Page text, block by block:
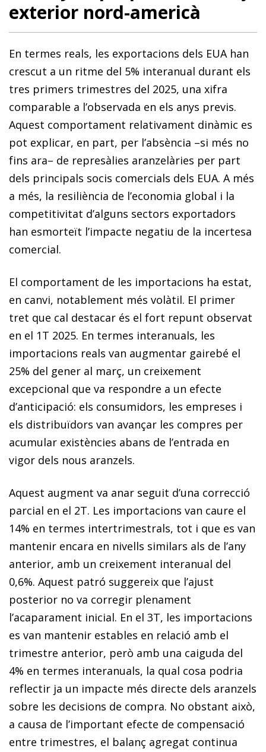
exterior nord-americà
En termes reals, les exportacions dels EUA han
crescut a un ritme del 5% interanual durant els
tres primers trimestres del 2025, una xifra
comparable a l’observada en els anys previs.
Aquest comportament relativament dinàmic es
pot explicar, en part, per l’absència –si més no
fins ara– de represàlies aranzelàries per part
dels principals socis comercials dels EUA. A més
a més, la resiliència de l’economia global i la
competitivitat d’alguns sectors exportadors
han esmorteït l’impacte negatiu de la incertesa
comercial.
El comportament de les importacions ha estat,
en canvi, notablement més volàtil. El primer
tret que cal destacar és el fort repunt observat
en el 1T 2025. En termes inter­anuals, les
importacions reals van augmentar gairebé el
25% del gener al març, un creixement
excepcional que va respondre a un efecte
d’anticipació: els consumidors, les empreses i
els distribuïdors van avançar les compres per
acumular existències abans de l’entrada en
vigor dels nous aranzels.
Aquest augment va anar seguit d’una correcció
parcial en el 2T. Les importacions van caure el
14% en termes intertrimestrals, tot i que es van
mantenir encara en nivells similars als de l’any
anterior, amb un creixement interanual del
0,6%. Aquest patró suggereix que l’ajust
posterior no va corregir plenament
l’acaparament inicial. En el 3T, les importacions
es van mantenir estables en relació amb el
trimestre anterior, però amb una caiguda del
4% en termes interanuals, la qual cosa podria
reflectir ja un impacte més directe dels aranzels
sobre les decisions de compra. No obstant això,
a causa de l’important efecte de compensació
entre trimestres, el balanç agregat continua